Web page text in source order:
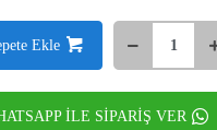
Ekle
İLE SİPARİŞ VER